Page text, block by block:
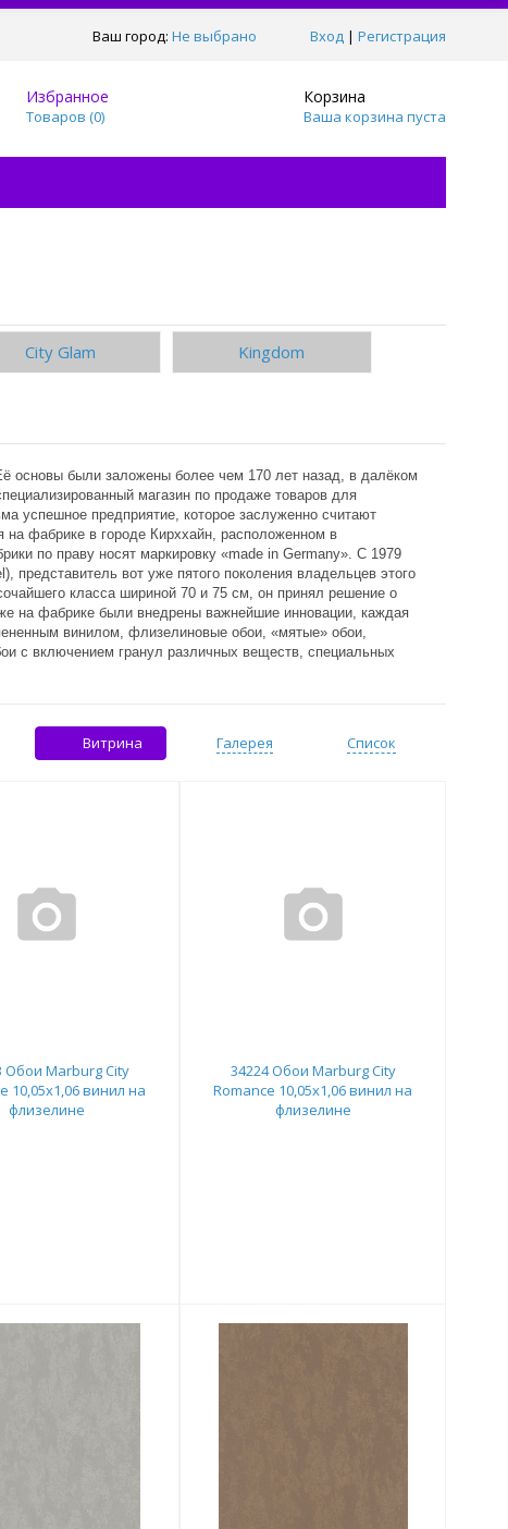
Ваш город: Не выбрано Вход | Регистрация
Избранное
Товаров (0)
Корзина
Ваша корзина пуста
City Glam Kingdom
основы были заложены более чем 170 лет назад, в далёком
магазин по продаже товаров для
успешное предприятие, которое заслуженно считают
фабрике в городе Кирххайн, расположенном в
по праву носят маркировку «made in Germany». С 1979
вот уже пятого поколения владельцев этого
класса шириной 70 и 75 см, он принял решение о
на фабрике были внедрены важнейшие инновации, каждая
винилом, флизелиновые обои, «мятые» обои,
с включением гранул различных веществ, специальных
Список
Галерея
Витрина
Обои Marburg City
10,05x1,06 винил на
флизелине
34224 Обои Marburg City
Romance 10,05x1,06 винил на
флизелине